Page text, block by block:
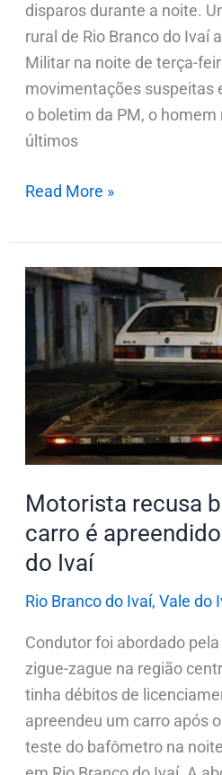
disparos durante a noite.
rural de Rio Branco do Ivaí
Militar na noite de terça-
movimentações suspeitas
o boletim da PM, o homem
últimos
Read More »
Motorista recusa
carro é
do Ivaí
Rio Branco do Ivaí, Vale do
Condutor foi abordado
zigue-zague na região
tinha débitos de
apreendeu um carro após
teste do bafômetro na
Motorista
bafômetro
e
carro
é
apreendido
em
Branco
do
Ivaí